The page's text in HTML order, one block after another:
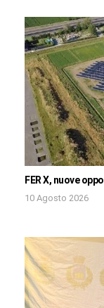
FER X, nuove
10 Agosto 2026